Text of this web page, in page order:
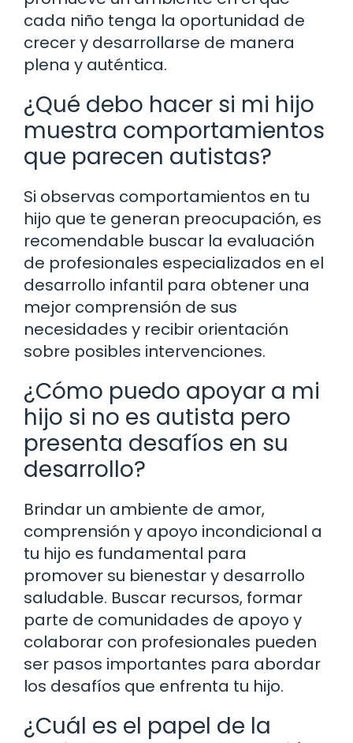
cada niño tenga la oportunidad de
crecer y desarrollarse de manera
plena y auténtica.
¿Qué debo hacer si mi hijo
muestra comportamientos
que parecen autistas?
Si observas comportamientos en tu
hijo que te generan preocupación, es
recomendable buscar la evaluación
de profesionales especializados en el
desarrollo infantil para obtener una
mejor comprensión de sus
necesidades y recibir orientación
sobre posibles intervenciones.
¿Cómo puedo apoyar a mi
hijo si no es autista pero
presenta desafíos en su
desarrollo?
Brindar un ambiente de amor,
comprensión y apoyo incondicional a
tu hijo es fundamental para
promover su bienestar y desarrollo
saludable. Buscar recursos, formar
parte de comunidades de apoyo y
colaborar con profesionales pueden
ser pasos importantes para abordar
los desafíos que enfrenta tu hijo.
¿Cuál es el papel de la